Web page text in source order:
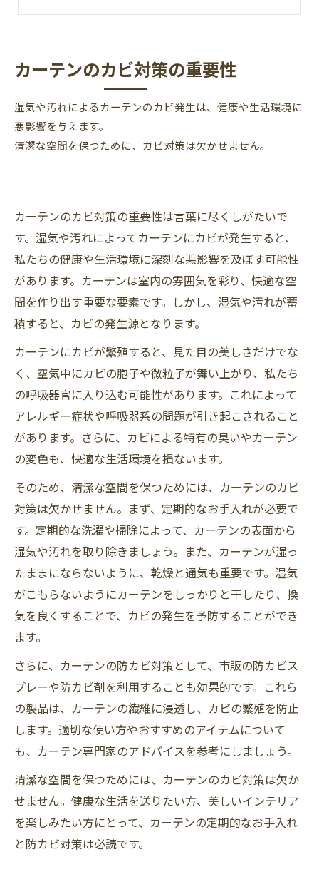
カーテンのカビ対策の重要性
湿気や汚れによるカーテンのカビ発生は、健康や生活環境に
悪影響を与えます。
清潔な空間を保つために、カビ対策は欠かせません。
カーテンのカビ対策の重要性は言葉に尽くしがたいで
す。湿気や汚れによってカーテンにカビが発生すると、
私たちの健康や生活環境に深刻な悪影響を及ぼす可能性
があります。カーテンは室内の雰囲気を彩り、快適な空
間を作り出す重要な要素です。しかし、湿気や汚れが蓄
積すると、カビの発生源となります。
カーテンにカビが繁殖すると、見た目の美しさだけでな
く、空気中にカビの胞子や微粒子が舞い上がり、私たち
の呼吸器官に入り込む可能性があります。これによって
アレルギー症状や呼吸器系の問題が引き起こされること
があります。さらに、カビによる特有の臭いやカーテン
の変色も、快適な生活環境を損ないます。
そのため、清潔な空間を保つためには、カーテンのカビ
対策は欠かせません。まず、定期的なお手入れが必要で
す。定期的な洗濯や掃除によって、カーテンの表面から
湿気や汚れを取り除きましょう。また、カーテンが湿っ
たままにならないように、乾燥と通気も重要です。湿気
がこもらないようにカーテンをしっかりと干したり、換
気を良くすることで、カビの発生を予防することができ
ます。
さらに、カーテンの防カビ対策として、市販の防カビス
プレーや防カビ剤を利用することも効果的です。これら
の製品は、カーテンの繊維に浸透し、カビの繁殖を防止
します。適切な使い方やおすすめのアイテムについて
も、カーテン専門家のアドバイスを参考にしましょう。
清潔な空間を保つためには、カーテンのカビ対策は欠か
せません。健康な生活を送りたい方、美しいインテリア
を楽しみたい方にとって、カーテンの定期的なお手入れ
と防カビ対策は必読です。